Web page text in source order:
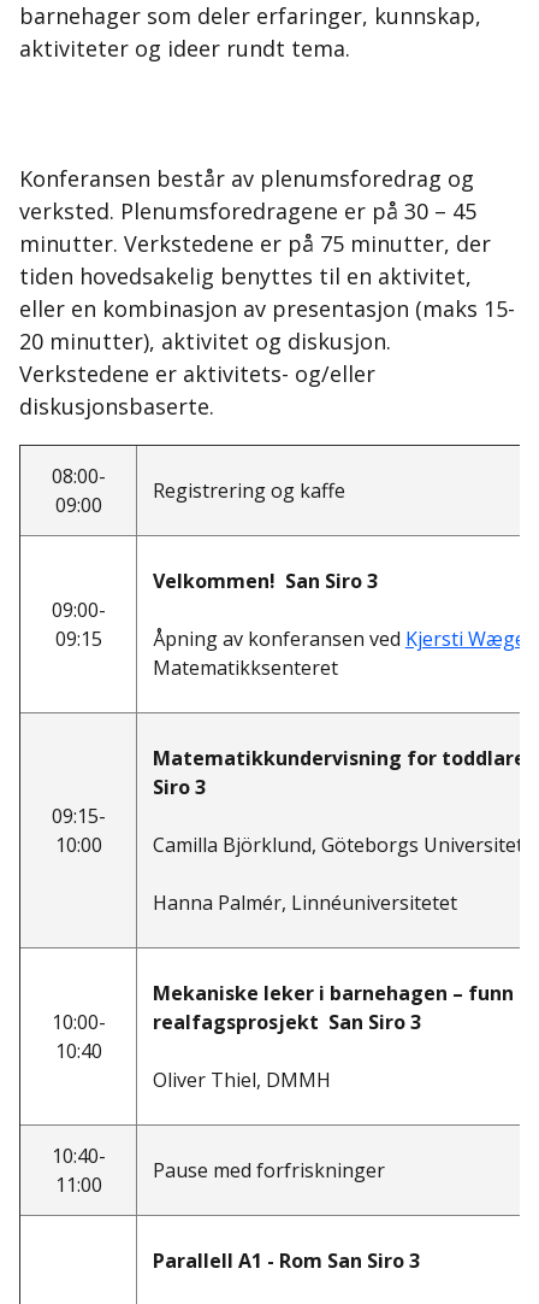
barnehager som deler erfaringer, kunnskap,
aktiviteter og ideer rundt tema.
Konferansen består av plenumsforedrag og
verksted. Plenumsforedragene er på 30 – 45
minutter. Verkstedene er på 75 minutter, der
tiden hovedsakelig benyttes til en aktivitet,
eller en kombinasjon av presentasjon (maks 15-
20 minutter), aktivitet og diskusjon.
Verkstedene er aktivitets- og/eller
diskusjonsbaserte.
08:00-
09:00
Registrering og kaffe
09:00-
09:15
Velkommen! San Siro 3
Åpning av konferansen ved Kjersti Wæge
Matematikksenteret
09:15-
10:00
Matematikkundervisning for toddlare
Siro 3
Camilla Björklund, Göteborgs Universitet
Hanna Palmér, Linnéuniversitetet
10:00-
10:40
Mekaniske leker i barnehagen – funn
realfagsprosjekt San Siro 3
Oliver Thiel, DMMH
10:40-
11:00
Pause med forfriskninger
Parallell A1 - Rom San Siro 3